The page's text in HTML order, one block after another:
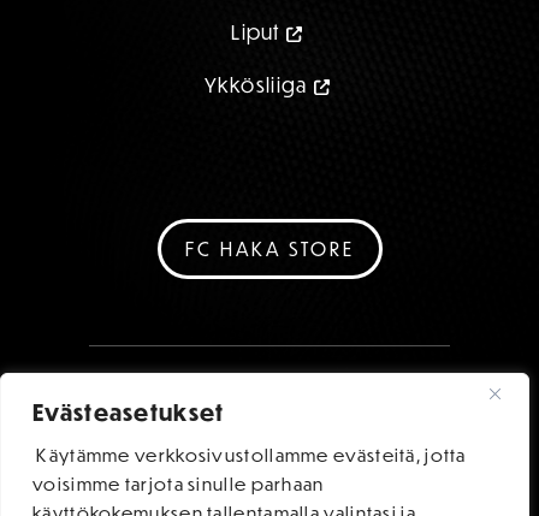
Evästeasetukset
Käytämme verkkosivustollamme evästeitä, jotta
voisimme tarjota sinulle parhaan
Liput
Ykkösliiga
FC HAKA STORE